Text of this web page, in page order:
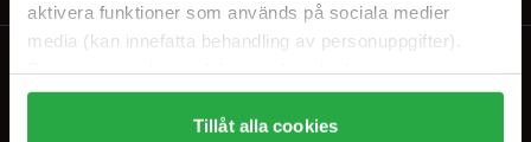
aktivera funktioner som används på sociala medier
media (kan innefatta behandling av personuppgifter).
Genom att trycka på "Tillåt alla cookies" accepterar du
alla cookies, medan du under "Detaljer" kan anpassa
Tillåt alla cookies